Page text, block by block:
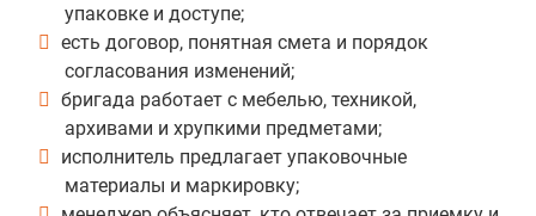
упаковке и доступе;
есть договор, понятная смета и порядок
согласования изменений;
бригада работает с мебелью, техникой,
архивами и хрупкими предметами;
исполнитель предлагает упаковочные
материалы и маркировку;